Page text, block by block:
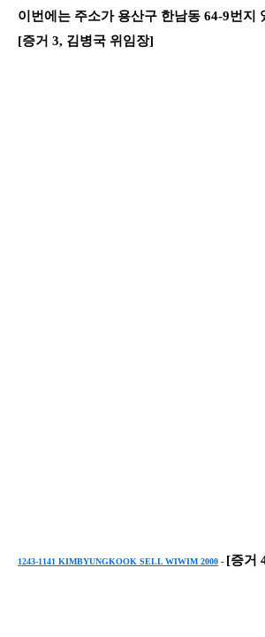
이번에는 주소가 용산구 한남동 64-9번지
[증거 3, 김병국 위임장]
1243-1141 KIMBYUNGKOOK SELL WIWIM 2000 - [증거